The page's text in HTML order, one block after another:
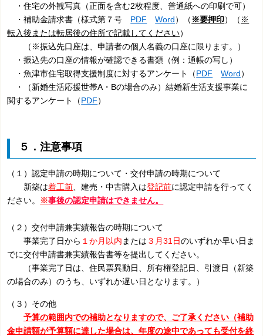
・住宅の外観写真（正面を含む2枚程度、普通紙への印刷で可）
・補助金請求書（様式第７号 PDF Word）（ ※要押印）（ ※
転入後または転居後の住所で記載してください）
（※振込先口座は、申請者の個人名義の口座に限ります。）
・振込先の口座の情報が確認できる書類（例：通帳の写し）
・魚津市住宅取得支援制度に対するアンケート（PDF Word）
・（新婚生活応援世帯A・Bの場合のみ）結婚新生活支援事業に
関するアンケート（PDF）
５．注意事項
（１）認定申請の時期について・交付申請の時期について
新築は着工前 、建売・中古購入は登記前に認定申請を行ってく
ださい。
※事後の認定申請はできません。
（２）交付申請兼実績報告の時期について
事業完了日から １か月以内 または ３月31日のいずれか早い日ま
でに交付申請書兼実績報告書等を提出してください。
（事業完了日は、住民票異動日、所有権登記日、引渡日（新築
の場合のみ）のうち、いずれか遅い日となります。）
（３）その他
予算の範囲内での補助となりますので、ご了承ください（補助
金申請額が予算額に達した場合は、年度の途中であっても受付を終